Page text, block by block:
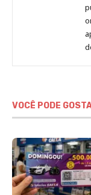
VOCÊ PODE